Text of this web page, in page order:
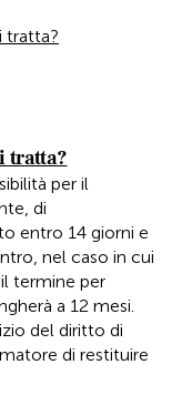
tratta?
tratta?
per il
di
entro 14 giorni e
nel caso in cui
termine per
a 12 mesi.
del diritto di
di restituire